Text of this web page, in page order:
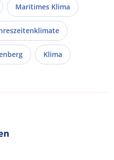
Maritimes Klima
Klima